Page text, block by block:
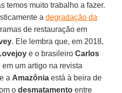
temos muito trabalho a fazer.
adegradação da
de restauração em
. Ele lembra que, em 2018,
e o brasileiroCarlos
um artigo na revista
a Amazônia está à beira de
odesmatamento entre